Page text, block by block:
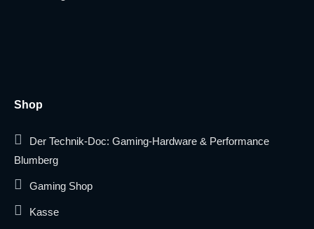
Shop
Der Technik-Doc: Gaming-Hardware & Performance
Blumberg
Gaming Shop
Kasse